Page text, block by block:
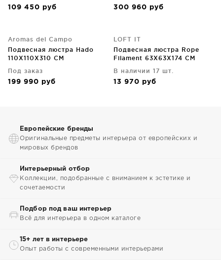
109 450 руб 300 960 руб
Aromas del Campo
Подвесная люстра Hado
110X110X310 CM
Под заказ
199 990 руб
LOFT IT
Подвесная люстра Rope
Filament 63X63X174 CM
В наличии 17 шт.
13 970 руб
Европейские бренды
Оригинальные предметы интерьера от европейских и
мировых брендов
Интерьерный отбор
Коллекции, подобранные с вниманием к эстетике и
сочетаемости
Подбор под ваш интерьер
Всё для интерьера в одном каталоге
15+ лет в интерьере
Опыт работы с современными интерьерами